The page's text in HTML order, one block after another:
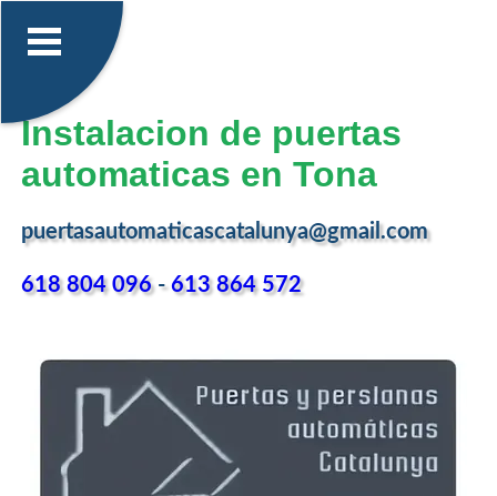
Instalacion de puertas
automaticas en Tona
puertasautomaticascatalunya@gmail.com
618 804 096-613 864 572